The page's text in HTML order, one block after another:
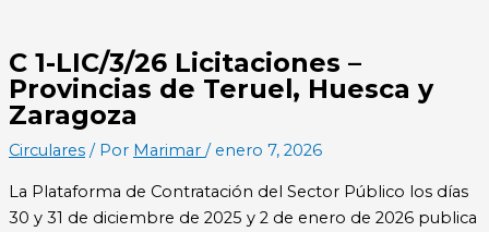
C 1-LIC/3/26 Licitaciones –
Provincias de Teruel, Huesca y
Zaragoza
Circulares / Por Marimar / enero 7, 2026
La Plataforma de Contratación del Sector Público los días
30 y 31 de diciembre de 2025 y 2 de enero de 2026 publica